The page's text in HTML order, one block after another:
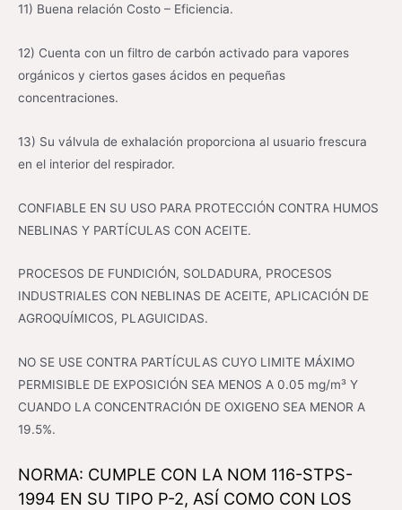
11) Buena relación Costo – Eficiencia.
12) Cuenta con un filtro de carbón activado para vapores
orgánicos y ciertos gases ácidos en pequeñas
concentraciones.
13) Su válvula de exhalación proporciona al usuario frescura
en el interior del respirador.
CONFIABLE EN SU USO PARA PROTECCIÓN CONTRA HUMOS
NEBLINAS Y PARTÍCULAS CON ACEITE.
PROCESOS DE FUNDICIÓN, SOLDADURA, PROCESOS
INDUSTRIALES CON NEBLINAS DE ACEITE, APLICACIÓN DE
AGROQUÍMICOS, PLAGUICIDAS.
NO SE USE CONTRA PARTÍCULAS CUYO LIMITE MÁXIMO
PERMISIBLE DE EXPOSICIÓN SEA MENOS A 0.05 mg/m³ Y
CUANDO LA CONCENTRACIÓN DE OXIGENO SEA MENOR A
19.5%.
NORMA: CUMPLE CON LA NOM 116-STPS-
1994 EN SU TIPO P-2, ASÍ COMO CON LOS